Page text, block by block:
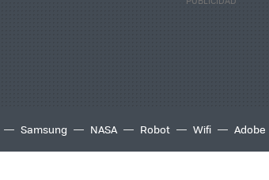
Samsung NASA Robot Wifi Adobe